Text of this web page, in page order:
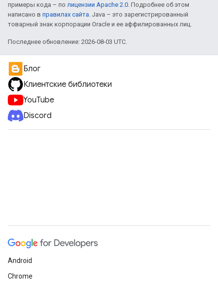
примеры кода – по лицензии Apache 2.0. Подробнее об этом
написано в правилах сайта. Java – это зарегистрированный
товарный знак корпорации Oracle и ее аффилированных лиц.
Последнее обновление: 2026-08-03 UTC.
Блог
Клиентские библиотеки
YouTube
Discord
Android
Chrome